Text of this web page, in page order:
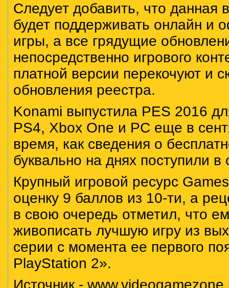
Следует добавить, что данная
будет поддерживать онлайн
игры, а все грядущие
непосредственно игрового
платной версии перекочуют и
обновления реестра.
Konami выпустила PES 2016
PS4, Xbox One и PC еще в
время, как сведения о
буквально на днях поступили в
Крупный игровой ресурс
оценку 9 баллов из 10-ти, а
в свою очередь отметил, что
живописать лучшую игру из
серии с момента ее первого
PlayStation 2».
Источник -